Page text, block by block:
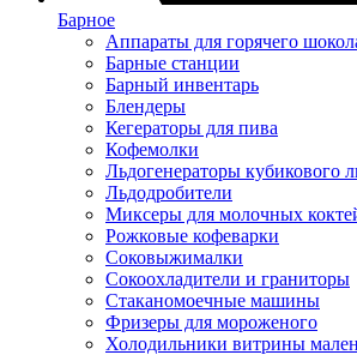
Барное
Аппараты для горячего
Барные станции
Барный инвентарь
Блендеры
Кегераторы для пива
Кофемолки
Льдогенераторы кубикового
Льдодробители
Миксеры для молочных
Рожковые кофеварки
Соковыжималки
Сокоохладители и граниторы
Стаканомоечные машины
Фризеры для мороженого
Холодильники витрины